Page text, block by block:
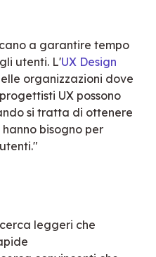
a garantire tempo
utenti. L'UX Design
organizzazioni dove
UX possono
si tratta di ottenere
bisogno per
leggeri che